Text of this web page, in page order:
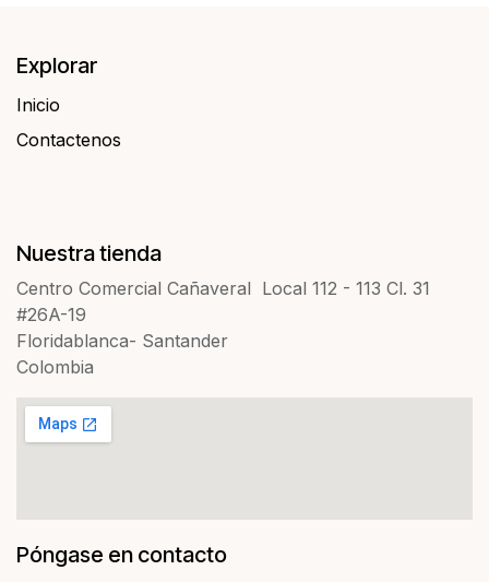
Explorar
Inicio
Contactenos​​
Nuestra tienda
Centro Comercial Cañaveral Local 112 - 113 Cl. 31
#26A-19
Floridablanca- Santander
Colombia
Póngase en contacto